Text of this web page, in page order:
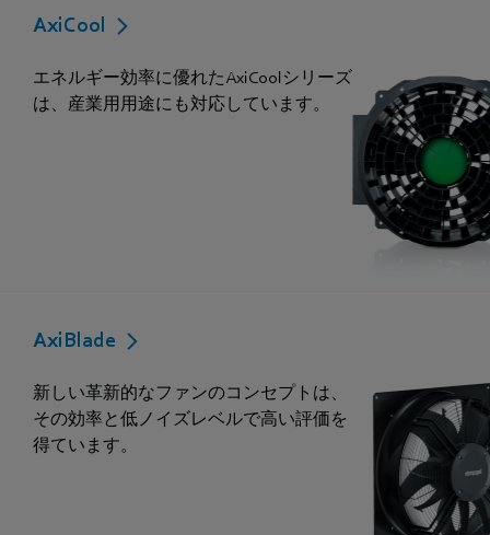
AxiCool
エネルギー効率に優れたAxiCoolシリーズ
は、産業用用途にも対応しています。
AxiBlade
新しい革新的なファンのコンセプトは、
その効率と低ノイズレベルで高い評価を
得ています。